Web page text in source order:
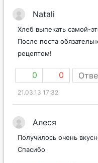
Natali
Хлеб выпекать самой-
После поста
рецептом!
0 0
21.03.13 17:32
Алеся
Получилось очень
Спасибо